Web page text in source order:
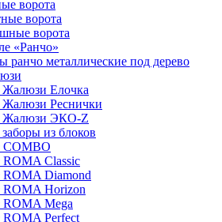
ворота
ворота
ворота
«Ранчо»
ранчо металлические под дерево
Жалюзи Елочка
Жалюзи Реснички
Жалюзи ЭКО-Z
из блоков
COMBO
ROMA Classic
ROMA Diamond
ROMA Horizon
ROMA Mega
ROMA Perfect